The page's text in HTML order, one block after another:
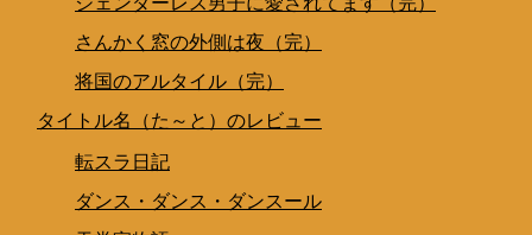
さんかく窓の外側は夜（完）
将国のアルタイル（完）
タイトル名（た～と）のレビュー
転スラ日記
ダンス・ダンス・ダンスール